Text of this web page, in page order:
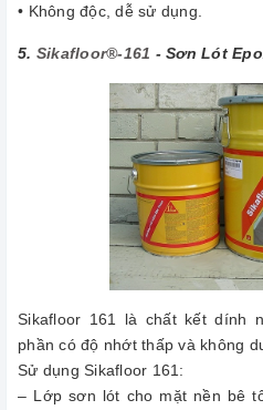
• Không độc, dễ sử dụng.
5. Sikafloor®-161 - Sơn Lót
Sikafloor 161 là chất kết dính
phần có độ nhớt thấp và không
Sử dụng Sikafloor 161:
– Lớp sơn lót cho mặt nền bê